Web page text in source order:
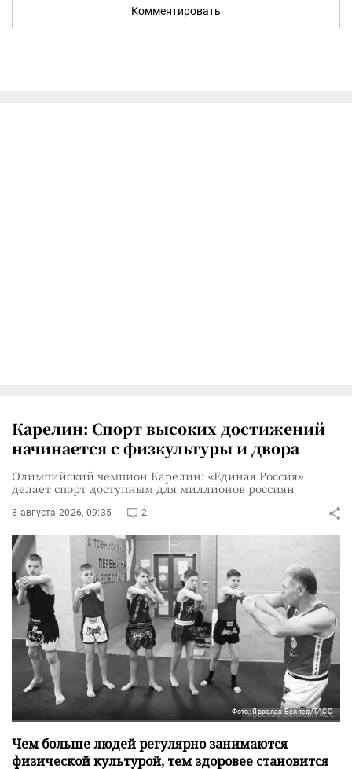
Комментировать
Карелин: Спорт высоких достижений
начинается с физкультуры и двора
Олимпийский чемпион Карелин: «Единая Россия»
делает спорт доступным для миллионов россиян
8 августа 2026, 09:35 2
Фото: Ярослав Беляев/ТАСС
Чем больше людей регулярно занимаются
физической культурой, тем здоровее становится